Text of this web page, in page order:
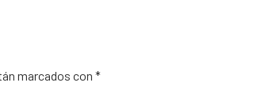
marcados con *